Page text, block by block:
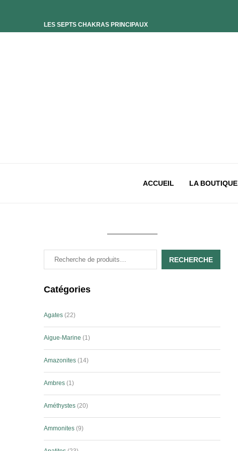
LES SEPTS CHAKRAS PRINCIPAUX
ACCUEIL LA BOUTIQUE
RECHERCHE
Catégories
Agates 22
Aigue-Marine 1
Amazonites 14
Ambres 1
Améthystes 20
Ammonites 9